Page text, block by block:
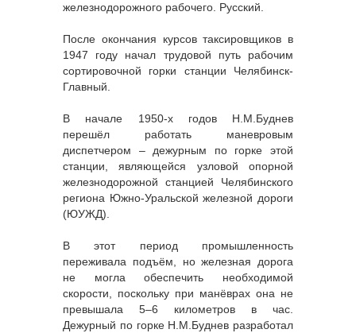
железнодорожного рабочего. Русский.
После окончания курсов таксировщиков в
1947 году начал трудовой путь рабочим
сортировочной горки станции Челябинск-
Главный.
В начале 1950-х годов Н.М.Буднев
перешёл работать маневровым
диспетчером – дежурным по горке этой
станции, являющейся узловой опорной
железнодорожной станцией Челябинского
региона Южно-Уральской железной дороги
(ЮУЖД).
В этот период промышленность
переживала подъём, но железная дорога
не могла обеспечить необходимой
скорости, поскольку при манёврах она не
превышала 5–6 километров в час.
Дежурный по горке Н.М.Буднев разработал